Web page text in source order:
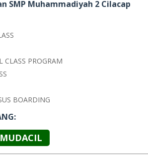
SMP Muhammadiyah 2 Cilacap
CLASS PROGRAM
BOARDING